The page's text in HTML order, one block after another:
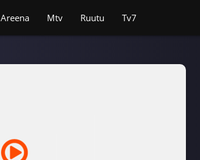
Areena Mtv Ruutu Tv7